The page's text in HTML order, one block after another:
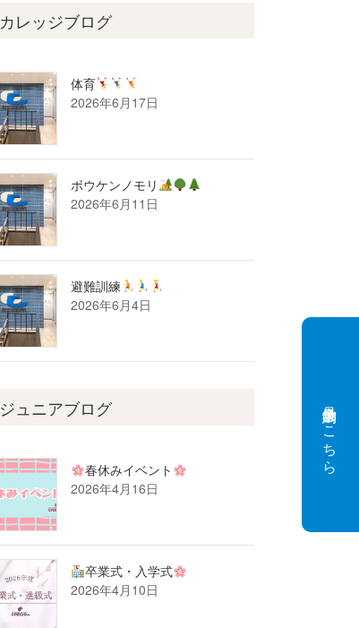
見学会予約はこちら
カレッジブログ
体育
2026年6月17日
ボウケンノモリ
2026年6月11日
避難訓練
2026年6月4日
ジュニアブログ
春休みイベント
2026年4月16日
卒業式・入学式
2026年4月10日